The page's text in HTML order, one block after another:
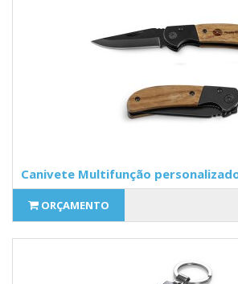
Canivete Multifunção
ORÇAMENTO